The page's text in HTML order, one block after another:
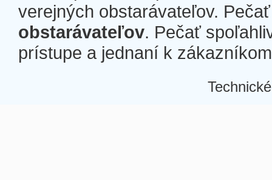
verejných obstarávateľov.
obstarávateľov. Pečať
prístupe a jednaní k